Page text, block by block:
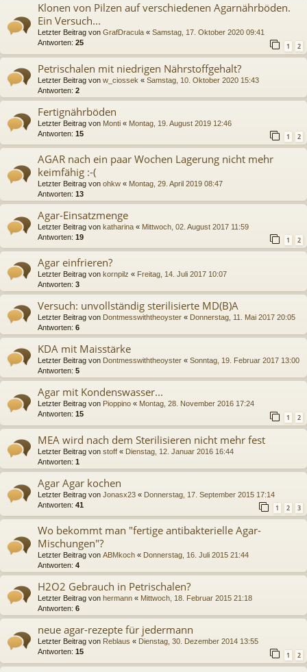
Klonen von Pilzen auf verschiedenen Agarnährböden.
Ein Versuch...
Letzter Beitrag von GrafDracula « Samstag, 17. Oktober 2020 09:41
Antworten: 25 1 2
Petrischalen mit niedrigen Nährstoffgehalt?
Letzter Beitrag von w_ciossek « Samstag, 10. Oktober 2020 15:43
Antworten: 2
Fertignährböden
Letzter Beitrag von Monti « Montag, 19. August 2019 12:46
Antworten: 15 1 2
AGAR nach ein paar Wochen Lagerung nicht mehr
keimfähig :-(
Letzter Beitrag von ohkw « Montag, 29. April 2019 08:47
Antworten: 13
Agar-Einsatzmenge
Letzter Beitrag von katharina « Mittwoch, 02. August 2017 11:59
Antworten: 19 1 2
Agar einfrieren?
Letzter Beitrag von kornpilz « Freitag, 14. Juli 2017 10:07
Antworten: 3
Versuch: unvollständig sterilisierte MD(B)A
Letzter Beitrag von Dontmesswiththeoyster « Donnerstag, 11. Mai 2017 20:05
Antworten: 6
KDA mit Maisstärke
Letzter Beitrag von Dontmesswiththeoyster « Sonntag, 19. Februar 2017 13:00
Antworten: 5
Agar mit Kondenswasser...
Letzter Beitrag von Pioppino « Montag, 28. November 2016 17:24
Antworten: 15 1 2
MEA wird nach dem Sterilisieren nicht mehr fest
Letzter Beitrag von stoff « Dienstag, 12. Januar 2016 16:44
Antworten: 1
Agar Agar kochen
Letzter Beitrag von Jonasx23 « Donnerstag, 17. September 2015 17:14
Antworten: 41 1 2 3
Wo bekommt man "fertige antibakterielle Agar-
Mischungen"?
Letzter Beitrag von ABMkoch « Donnerstag, 16. Juli 2015 21:44
Antworten: 4
H2O2 Gebrauch in Petrischalen?
Letzter Beitrag von hermann « Mittwoch, 18. Februar 2015 21:18
Antworten: 6
neue agar-rezepte für jedermann
Letzter Beitrag von Reblaus « Dienstag, 30. Dezember 2014 13:55
Antworten: 15 1 2